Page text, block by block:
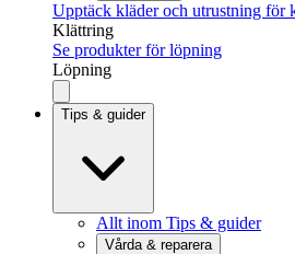
Upptäck kläder och utrustning för
Klättring
Se produkter för löpning
Löpning
Tips & guider
Allt inom Tips & guider
Vårda & reparera